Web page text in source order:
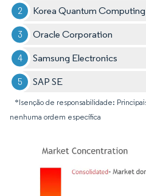
Korea Quantum Computing
Oracle Corporation
Samsung Electronics
SAP SE
*Isenção de responsabilidade:
nenhuma ordem específica